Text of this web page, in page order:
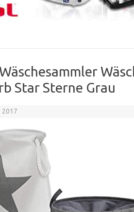
Star Sterne Grau
2017